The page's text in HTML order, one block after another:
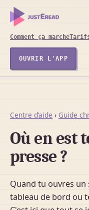
Comment ça marche
OUVRIR L'APP
Centre d’aide › Guide
Où en est
presse ?
Quand tu ouvres un
tableau de bord ou